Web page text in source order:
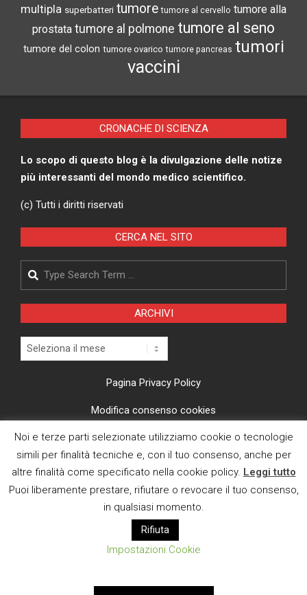
multipla superbatteri tumore tumore al cervello tumore alla
prostata tumore al polmone tumore al seno
tumore del colon tumore ovarico tumore pancreas tumori
vaccini
CRONACHE DI SCIENZA
Lo scopo di questo blog è la divulgazione delle notize
più interessanti del mondo medico scientifico.
(c) Tutti i diritti riservati
CERCA NEL SITO
Search
ARCHIVI
Archivi
Pagina Privacy Policy
Modifica consenso cookies
CI TROVI ANCHE SU
E MAIL
Designed usingMagazine News Byte. Powered by
Noi e terze parti selezionate utilizziamo cookie o tecnologie
simili per finalità tecniche e, con il tuo consenso, anche per
altre finalità come specificato nella cookie policy. Leggi tutto
Puoi liberamente prestare, rifiutare o revocare il tuo consenso,
in qualsiasi momento.
Rifiuta
Impostazioni Cookie